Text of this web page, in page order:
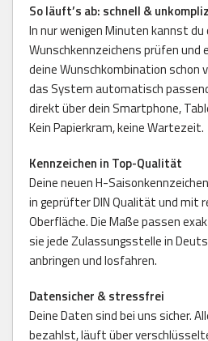
So läuft’s ab: schnell &
In nur wenigen Minuten kannst
Wunschkennzeichens prüfen und
deine Wunschkombination schon
das System automatisch
direkt über dein Smartphone,
Kein Papierkram, keine Wartezeit.
Kennzeichen in Top-Qualität
Deine neuen H-
in geprüfter DIN Qualität und mit
Oberfläche. Die Maße passen
sie jede Zulassungsstelle in
anbringen und losfahren.
Datensicher & stressfrei
Deine Daten sind bei uns sicher.
bezahlst, läuft über